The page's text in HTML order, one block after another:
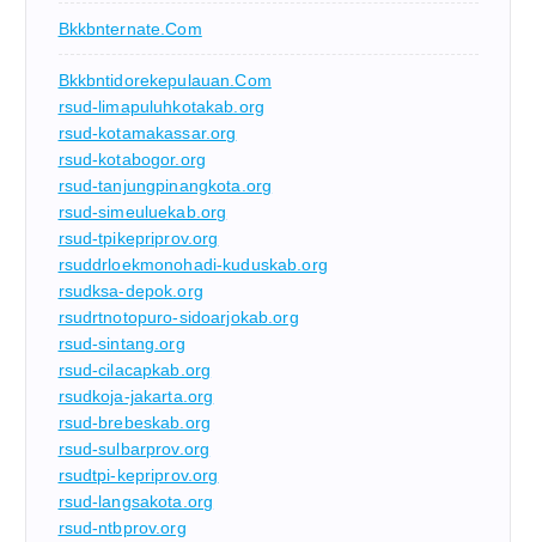
Bkkbnternate.com
Bkkbntidorekepulauan.com
rsud-limapuluhkotakab.org
rsud-kotamakassar.org
rsud-kotabogor.org
rsud-tanjungpinangkota.org
rsud-simeuluekab.org
rsud-tpikepriprov.org
rsuddrloekmonohadi-kuduskab.org
rsudksa-depok.org
rsudrtnotopuro-sidoarjokab.org
rsud-sintang.org
rsud-cilacapkab.org
rsudkoja-jakarta.org
rsud-brebeskab.org
rsud-sulbarprov.org
rsudtpi-kepriprov.org
rsud-langsakota.org
rsud-ntbprov.org